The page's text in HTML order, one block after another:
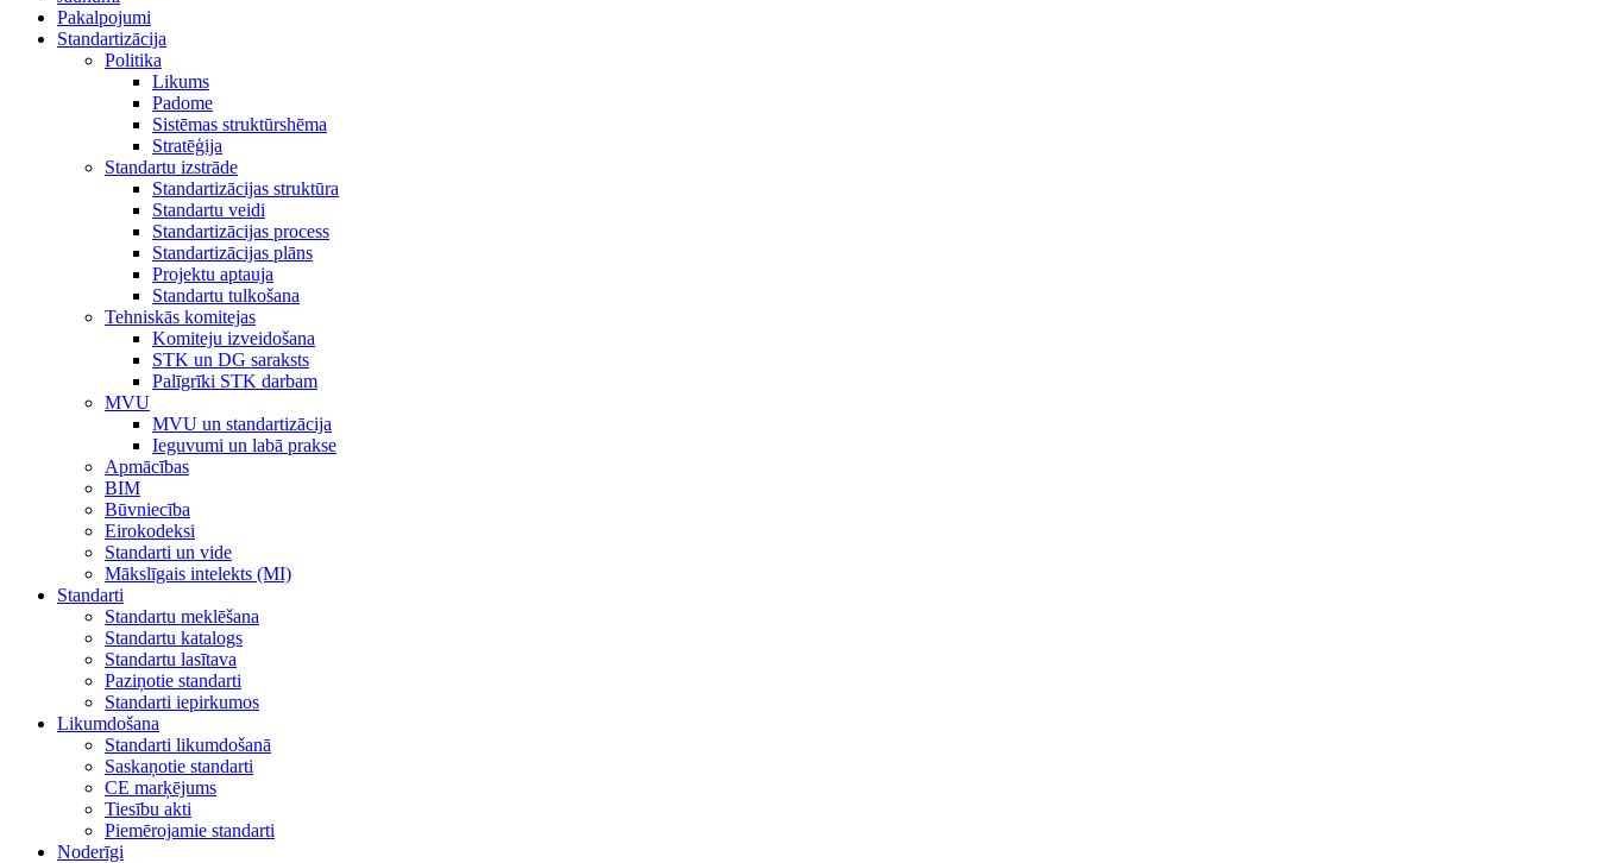
Pakalpojumi
Standartizācija
Politika
Likums
Padome
Sistēmas struktūrshēma
Stratēģija
Standartu izstrāde
Standartizācijas struktūra
Standartu veidi
Standartizācijas process
Standartizācijas plāns
Projektu aptauja
Standartu tulkošana
Tehniskās komitejas
Komiteju izveidošana
STK un DG saraksts
Palīgrīki STK darbam
MVU
MVU un standartizācija
Ieguvumi un labā prakse
Apmācības
BIM
Būvniecība
Eirokodeksi
Standarti un vide
Mākslīgais intelekts (MI)
Standarti
Standartu meklēšana
Standartu katalogs
Standartu lasītava
Paziņotie standarti
Standarti iepirkumos
Likumdošana
Standarti likumdošanā
Saskaņotie standarti
CE marķējums
Tiesību akti
Piemērojamie standarti
Noderīgi